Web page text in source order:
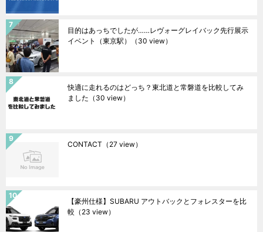
目的はあっちでしたが……レヴォーグレイバック先行展示
イベント（東京駅）
（30 view）
快適に走れるのはどっち？東北道と常磐道を比較してみ
ました （30 view）
CONTACT （27 view）
【豪州仕様】SUBARU アウトバックとフォレスターを比
較 （23 view）